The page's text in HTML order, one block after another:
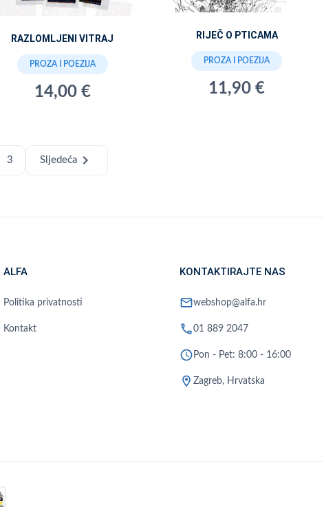
RAZLOMLJENI VITRAJ
PROZA I POEZIJA
14,00 €
RIJEČ O PTICAMA
PROZA I POEZIJA
11,90 €
3 Sljedećachevron_right
ALFA
Politika privatnosti
Kontakt
KONTAKTIRAJTE NAS
mailwebshop@alfa.hr
phone01 889 2047
schedule Pon - Pet: 8:00 - 16:00
location_on Zagreb, Hrvatska